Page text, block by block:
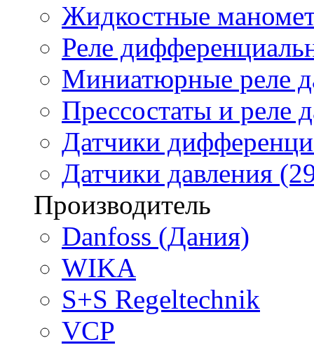
Жидкостные
Реле
Миниатюрные реле
Прессостаты и реле
Датчики
Датчики давления
Производитель
Danfoss (Дания)
WIKA
S+S Regeltechnik
VCP